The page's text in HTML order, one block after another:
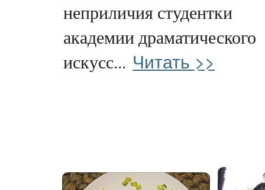
неприличия студентки
академии драматического
искусс... Читать >>